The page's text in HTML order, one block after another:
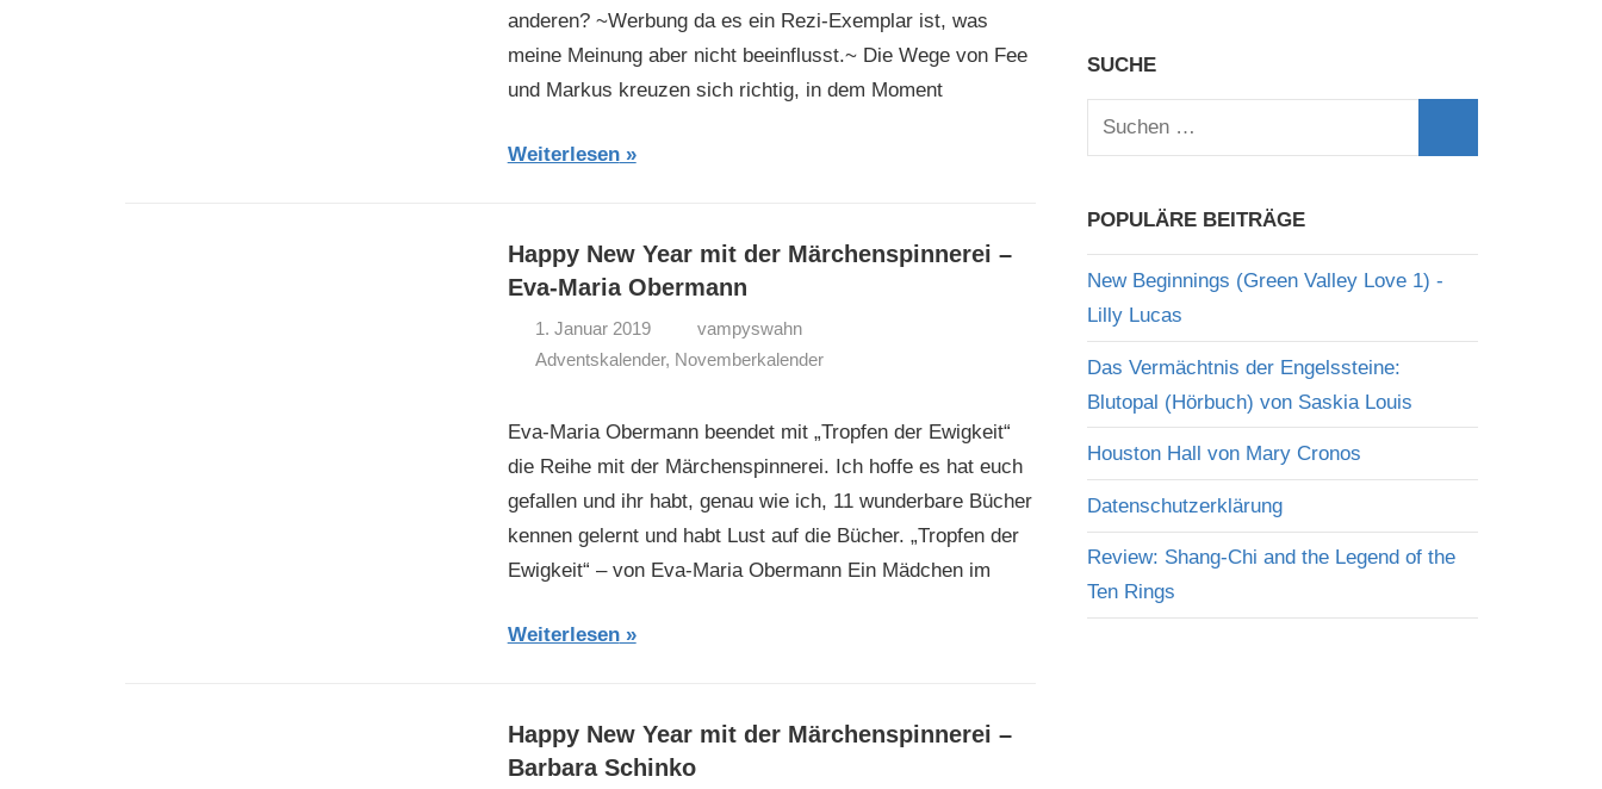
anderen? ~Werbung da es ein Rezi-Exemplar ist, was
meine Meinung aber nicht beeinflusst.~ Die Wege von Fee
und Markus kreuzen sich richtig, in dem Moment
Weiterlesen
Happy New Year mit der Märchenspinnerei –
Eva-Maria Obermann
1. Januar 2019
vampyswahn
Adventskalender, Novemberkalender
Eva-Maria Obermann beendet mit „Tropfen der Ewigkeit“
die Reihe mit der Märchenspinnerei. Ich hoffe es hat euch
gefallen und ihr habt, genau wie ich, 11 wunderbare Bücher
kennen gelernt und habt Lust auf die Bücher. „Tropfen der
Ewigkeit“ – von Eva-Maria Obermann Ein Mädchen im
Weiterlesen
Happy New Year mit der Märchenspinnerei –
Barbara Schinko
SUCHE
Suchen
POPULÄRE BEITRÄGE
New Beginnings (Green Valley Love 1) -
Lilly Lucas
Das Vermächtnis der Engelssteine:
Blutopal (Hörbuch) von Saskia Louis
Houston Hall von Mary Cronos
Datenschutzerklärung
Review: Shang-Chi and the Legend of the
Ten Rings